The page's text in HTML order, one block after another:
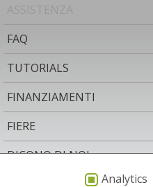
FAQ
TUTORIALS
FINANZIAMENTI
FIERE
DICONO DI NOI
Analytics